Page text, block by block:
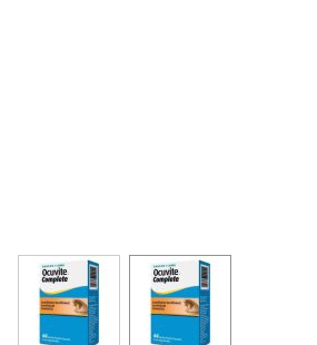
View larger imageView larger image